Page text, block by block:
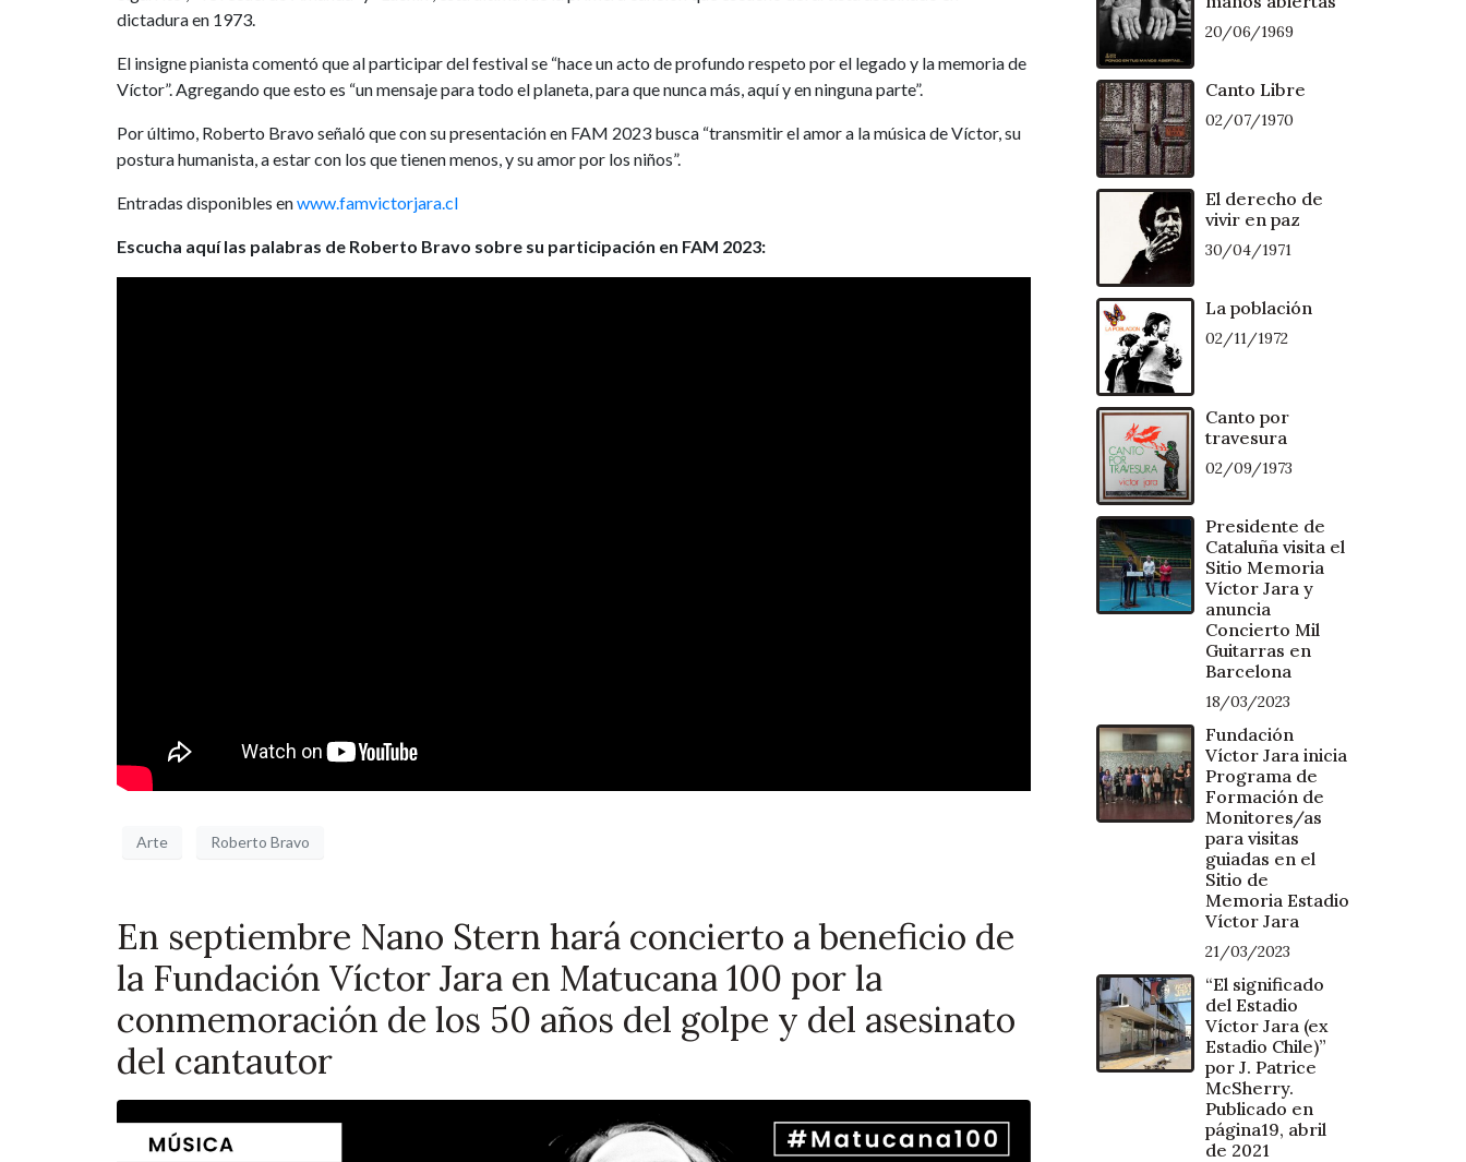
dictadura en 1973.
El insigne pianista comentó que al participar del festival se “hace un acto de profundo respeto por el legado y la memoria de
Víctor”. Agregando que esto es “un mensaje para todo el planeta, para que nunca más, aquí y en ninguna parte”.
Por último, Roberto Bravo señaló que con su presentación en FAM 2023 busca “transmitir el amor a la música de Víctor, su
postura humanista, a estar con los que tienen menos, y su amor por los niños”.
Entradas disponibles enwww.famvictorjara.cl
Escucha aquí las palabras de Roberto Bravo sobre su participación en FAM 2023:
Arte Roberto Bravo
En septiembre Nano Stern hará concierto a beneficio de
la Fundación Víctor Jara en Matucana 100 por la
conmemoración de los 50 años del golpe y del asesinato
del cantautor
20/06/1969
Canto Libre
02/07/1970
El derecho de
vivir en paz
30/04/1971
La población
02/11/1972
Canto por
travesura
02/09/1973
Presidente de
Cataluña visita el
Sitio Memoria
Víctor Jara y
anuncia
Concierto Mil
Guitarras en
Barcelona
18/03/2023
Fundación
Víctor Jara inicia
Programa de
Formación de
Monitores/as
para visitas
guiadas en el
Sitio de
Memoria Estadio
Víctor Jara
21/03/2023
“El significado
del Estadio
Víctor Jara (ex
Estadio Chile)”
por J. Patrice
McSherry.
Publicado en
página19, abril
de 2021